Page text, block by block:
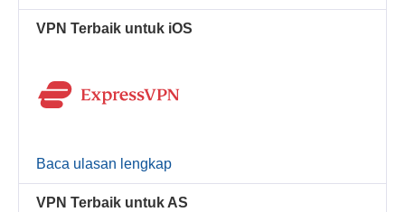
VPN Terbaik untuk iOS
Baca ulasan lengkap
VPN Terbaik untuk AS